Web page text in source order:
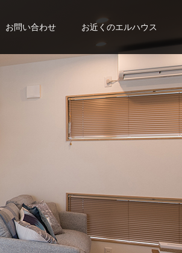
お問い合わせ お近くのエルハウス